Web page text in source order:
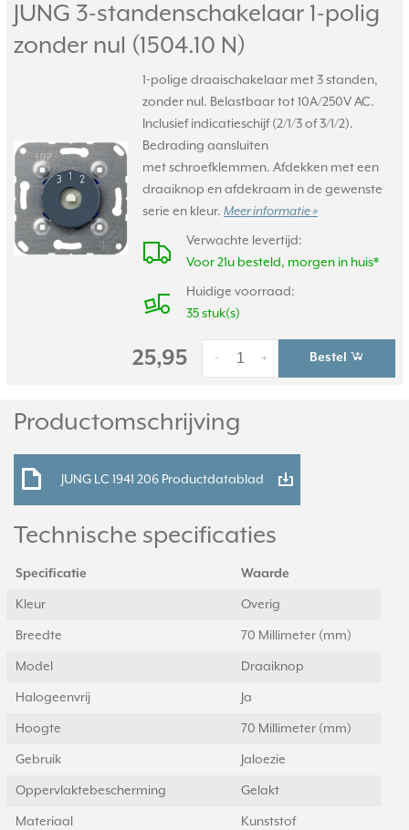
JUNG 3-standenschakelaar 1-polig
zonder nul (1504.10 N)
1-polige draaischakelaar met 3 standen,
zonder nul. Belastbaar tot 10A/250V AC.
Inclusief indicatieschijf (2/1/3 of 3/1/2).
Bedrading aansluiten
met schroefklemmen. Afdekken met een
draaiknop en afdekraam in de gewenste
serie en kleur. Meer informatie »
Verwachte levertijd:
Voor 21u besteld, morgen in huis*
Huidige voorraad:
35 stuk(s)
25,95 +
- Bestel
Productomschrijving
JUNG LC 1941 206 Productdatablad
Technische specificaties
Specificatie Waarde
Kleur Overig
Breedte 70 Millimeter (mm)
Model Draaiknop
Halogeenvrij Ja
Hoogte 70 Millimeter (mm)
Gebruik Jaloezie
Oppervlaktebescherming Gelakt
Materiaal Kunststof